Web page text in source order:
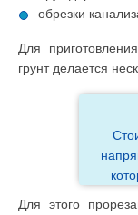
обрезки
Для
грунт делается
Для этого